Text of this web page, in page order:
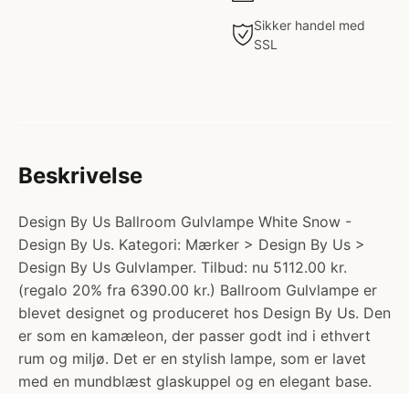
Sikker handel med
SSL
Beskrivelse
Design By Us Ballroom Gulvlampe White Snow -
Design By Us. Kategori: Mærker > Design By Us >
Design By Us Gulvlamper. Tilbud: nu 5112.00 kr.
(regalo 20% fra 6390.00 kr.) Ballroom Gulvlampe er
blevet designet og produceret hos Design By Us. Den
er som en kamæleon, der passer godt ind i ethvert
rum og miljø. Det er en stylish lampe, som er lavet
med en mundblæst glaskuppel og en elegant base.